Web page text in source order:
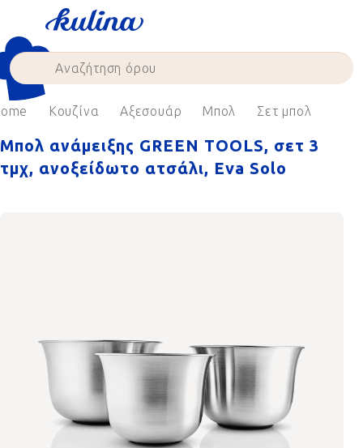
content
Κουζίνα Αξεσουάρ Μπολ Σετ μπολ
Μπολ ανάμειξης GREEN TOOLS, σετ 3
τμχ, ανοξείδωτο ατσάλι, Eva Solo